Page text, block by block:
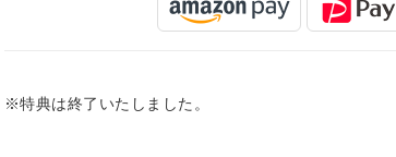
※特典は終了いたしました。